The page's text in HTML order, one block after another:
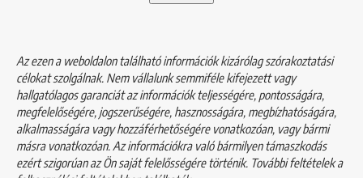
Az ezen a weboldalon található információk kizárólag szórakoztatási
célokat szolgálnak. Nem vállalunk semmiféle kifejezett vagy
hallgatólagos garanciát az információk teljességére, pontosságára,
megfelelőségére, jogszerűségére, hasznosságára, megbízhatóságára,
alkalmasságára vagy hozzáférhetőségére vonatkozóan, vagy bármi
másra vonatkozóan. Az információkra való bármilyen támaszkodás
ezért szigorúan az Ön saját felelősségére történik. További feltételek a